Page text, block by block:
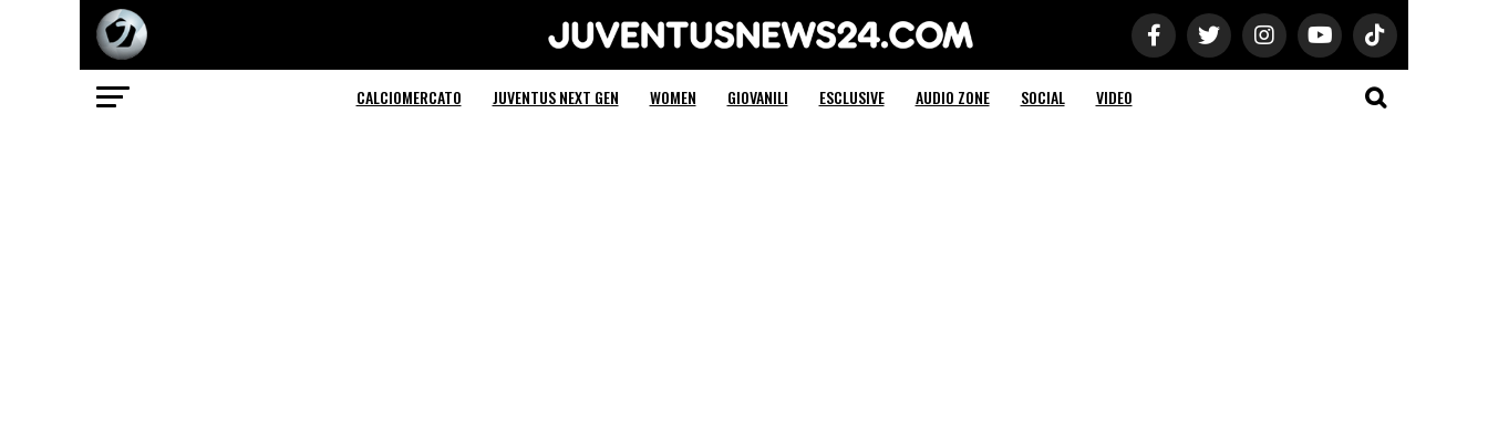
Juventus News 24
CALCIOMERCATO JUVENTUS NEXT GEN WOMEN GIOVANILI ESCLUSIVE AUDIO ZONE SOCIAL VIDEO